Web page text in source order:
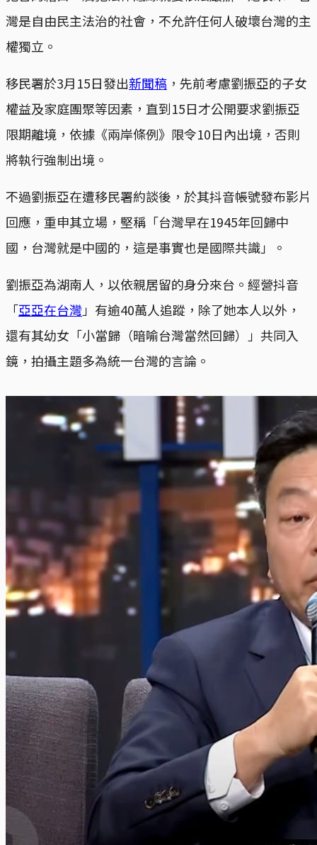
灣是自由民主法治的社會，不允許任何人破壞台灣的主
權獨立。
移民署於3月15日發出新聞稿 ，先前考慮劉振亞的子女
權益及家庭團聚等因素，直到15日才公開要求劉振亞
限期離境，依據《兩岸條例》限令10日內出境，否則
將執行強制出境。
不過劉振亞在遭移民署約談後，於其抖音帳號發布影片
回應，重申其立場，堅稱「台灣早在1945年回歸中
國，台灣就是中國的，這是事實也是國際共識」。
劉振亞為湖南人，以依親居留的身分來台。經營抖音
「亞亞在台灣 」有逾40萬人追蹤，除了她本人以外，
還有其幼女「小當歸（暗喻台灣當然回歸）」共同入
鏡，拍攝主題多為統一台灣的言論。